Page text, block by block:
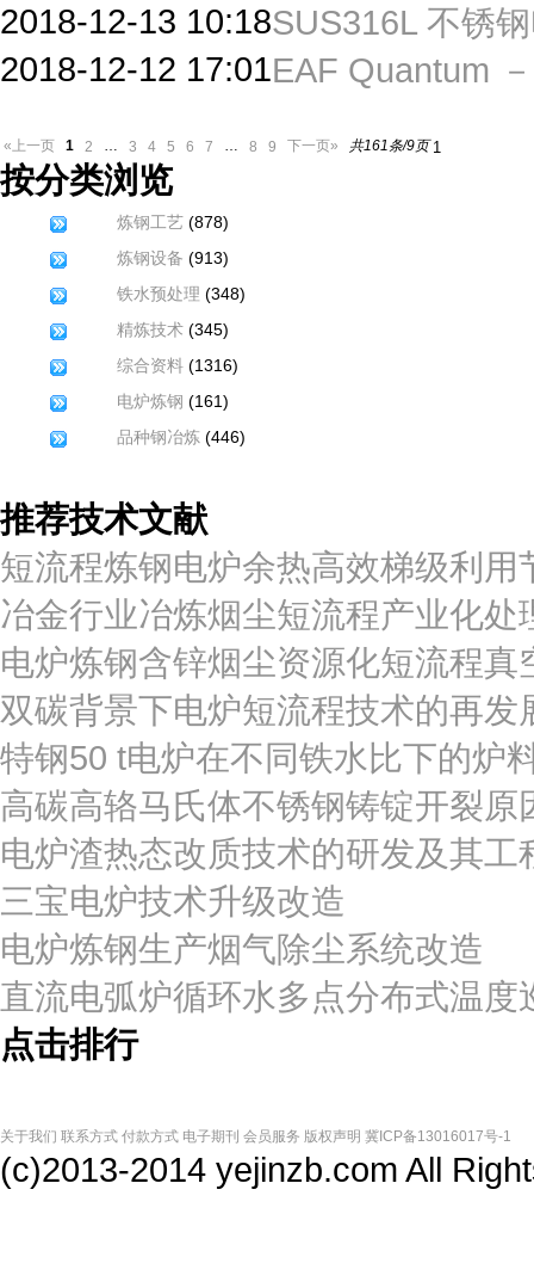
2018-12-13 10:18SUS316L 不锈
2018-12-12 17:01EAF Quantum
«上一页 1 2 … 3 4 5 6 7 … 8 9 下一页» 共161条/9页
按分类浏览
炼钢工艺 (878)
炼钢设备 (913)
铁水预处理 (348)
精炼技术 (345)
综合资料 (1316)
电炉炼钢 (161)
品种钢冶炼 (446)
推荐技术文献
短流程炼钢电炉余热高效梯级利用
冶金行业冶炼烟尘短流程产业化处
电炉炼钢含锌烟尘资源化短流程真
双碳背景下电炉短流程技术的再发
特钢50 t电炉在不同铁水比下的炉
高碳高辂马氏体不锈钢铸锭开裂原
电炉渣热态改质技术的研发及其工
三宝电炉技术升级改造
电炉炼钢生产烟气除尘系统改造
直流电弧炉循环水多点分布式温度
点击排行
关于我们 联系方式 付款方式 电子期刊 会员服务 版权声明 冀ICP备13016017号-1
(c)2013-2014 yejinzb.com All